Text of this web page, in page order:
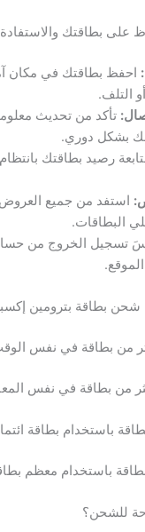
احفظ بطاقتك في مكان
التلف.
تأكد من تحديث
بشكل دوري.
رصيد بطاقتك
استفد من جميع
البطاقات.
تسجيل الخروج من
من بطاقة في نفس
من بطاقة في نفس
باستخدام بطاقة
باستخدام معظم
للشحن؟